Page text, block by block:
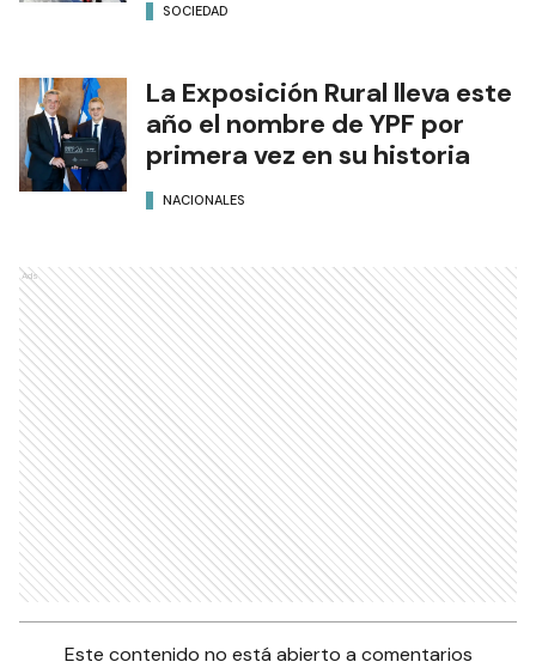
SOCIEDAD
La Exposición Rural lleva este
año el nombre de YPF por
primera vez en su historia
NACIONALES
Ads
Este contenido no está abierto a comentarios